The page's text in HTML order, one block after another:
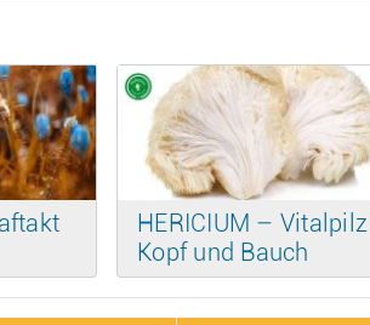
HERICIUM –
Kopf und Bauch